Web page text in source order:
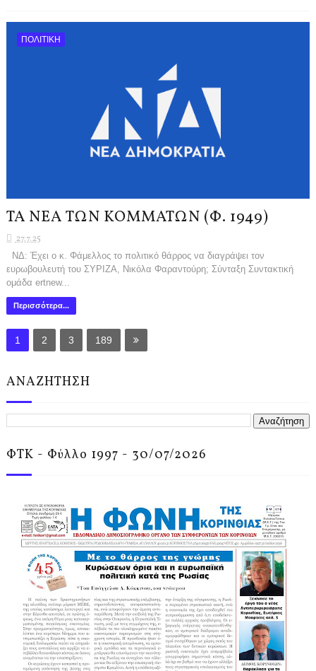
ΠΟΛΙΤΙΚΗ
ΤΑ ΝΕΑ ΤΩΝ ΚΟΜΜΑΤΩΝ (Φ. 1949)
27.7.25
ΝΔ: Έχει ο κ. Φάμελλος το πολιτικό θάρρος να διαγράψει τον
ευρωβουλευτή του ΣΥΡΙΖΑ, Νικόλα Φαραντούρη; Σύνταξη Συντακτική
ομάδα ertnew...
Περισσότερα...
1 2 3 189
ΑΝΑΖΗΤΗΣΗ
ΦΤΚ - Φύλλο 1997 - 30/07/2026